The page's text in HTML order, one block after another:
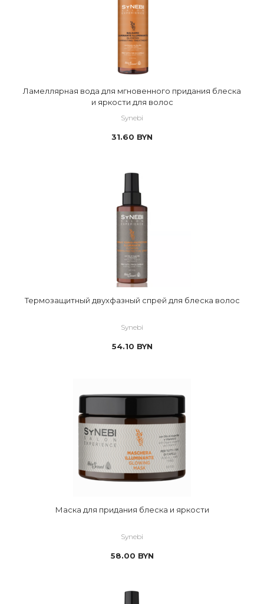
Ламеллярная вода для мгновенного придания блеска
и яркости для волос
Synebi
31.60 BYN
Термозащитный двухфазный спрей для блеска волос
Synebi
54.10 BYN
Маска для придания блеска и яркости
Synebi
58.00 BYN